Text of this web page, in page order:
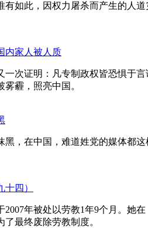
如此，因权力屠杀而产生的人道
家人被人质
一次证明：凡专制政权皆恐惧于
霾，照亮中国。
黑，在中国，难道姓党的媒体都
四）
2007年被处以劳教1年9个月。她
最终废除劳教制度。